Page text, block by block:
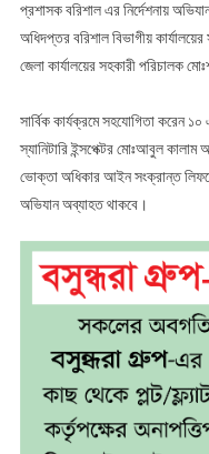
প্রশাসক বরিশাল এর নির্দেশনায়
অধিদপ্তর বরিশাল বিভাগীয়
জেলা কার্যালয়ের সহকারী পরিচালক
সার্বিক কার্যক্রমে সহযোগিতা করেন
স্যানিটারি ইন্সপেক্টর মোঃআবুল
ভোক্তা অধিকার আইন সংক্রান্ত
অভিযান অব্যাহত থাকবে।